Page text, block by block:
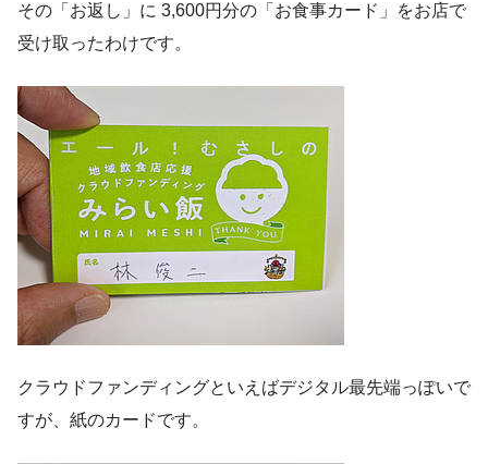
その「お返し」に 3,600円分の「お食事カード」をお店で
受け取ったわけです。
クラウドファンディングといえばデジタル最先端っぽいで
すが、紙のカードです。